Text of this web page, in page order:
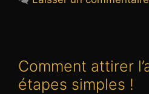
Comment attirer
étapes simples !